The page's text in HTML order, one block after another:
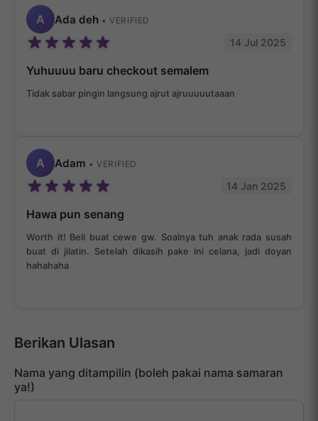
A Ada deh • VERIFIED
14 Jul 2025
Yuhuuuu baru checkout semalem
Tidak sabar pingin langsung ajrut ajruuuuutaaan
A Adam • VERIFIED
14 Jan 2025
Hawa pun senang
Worth it! Beli buat cewe gw. Soalnya tuh anak rada susah
buat di jilatin. Setelah dikasih pake ini celana, jadi doyan
hahahaha
Berikan Ulasan
Nama yang ditampilin (boleh pakai nama samaran
ya!)